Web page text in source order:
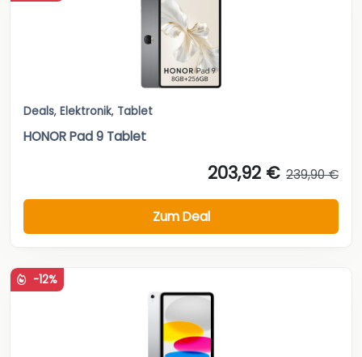
Deals, Elektronik, Tablet
HONOR Pad 9 Tablet
203,92 € 239,90 €
Zum Deal
-12%